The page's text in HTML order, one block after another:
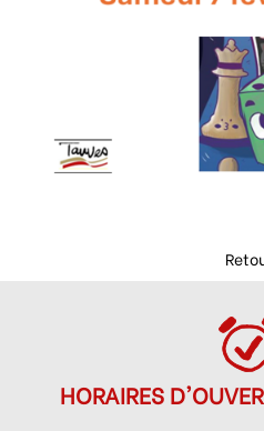
HORAIRES